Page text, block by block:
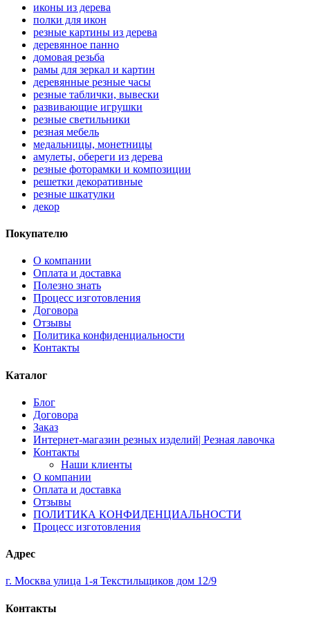
иконы из дерева
полки для икон
резные картины из дерева
деревянное панно
домовая резьба
рамы для зеркал и картин
деревянные резные часы
резные таблички, вывески
развивающие игрушки
резные светильники
резная мебель
медальницы, монетницы
амулеты, обереги из дерева
резные фоторамки и композиции
решетки декоративные
резные шкатулки
декор
Покупателю
О компании
Оплата и доставка
Полезно знать
Процесс изготовления
Договора
Отзывы
Политика конфиденциальности
Контакты
Каталог
Блог
Договора
Заказ
Интернет-магазин резных изделий| Резная лавочка
Контакты
Наши клиенты
О компании
Оплата и доставка
Отзывы
ПОЛИТИКА КОНФИДЕНЦИАЛЬНОСТИ
Процесс изготовления
Адрес
г. Москва улица 1-я Текстильщиков дом 12/9
Контакты